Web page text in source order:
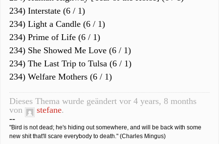
234) Interstate (6 / 1)
234) Light a Candle (6 / 1)
234) Prime of Life (6 / 1)
234) She Showed Me Love (6 / 1)
234) The Last Trip to Tulsa (6 / 1)
234) Welfare Mothers (6 / 1)
Dieses Thema wurde geändert vor 4 years, 8 months
von
stefane.
--
"Bird is not dead; he's hiding out somewhere, and will be back with some
new shit that'll scare everybody to death." (Charles Mingus)